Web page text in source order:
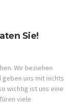
Sie!
Wir beziehen
uns mit nichts
wichtig ist uns eine
viele